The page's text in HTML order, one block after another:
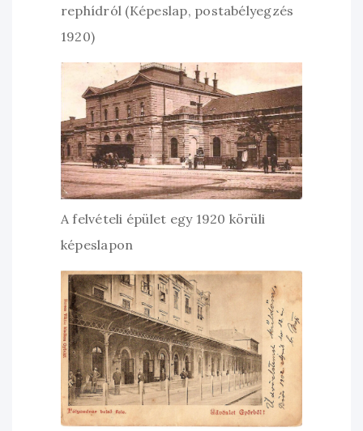
rephídról (Képeslap, postabélyegzés
1920)
A felvételi épület egy 1920 körüli
képeslapon